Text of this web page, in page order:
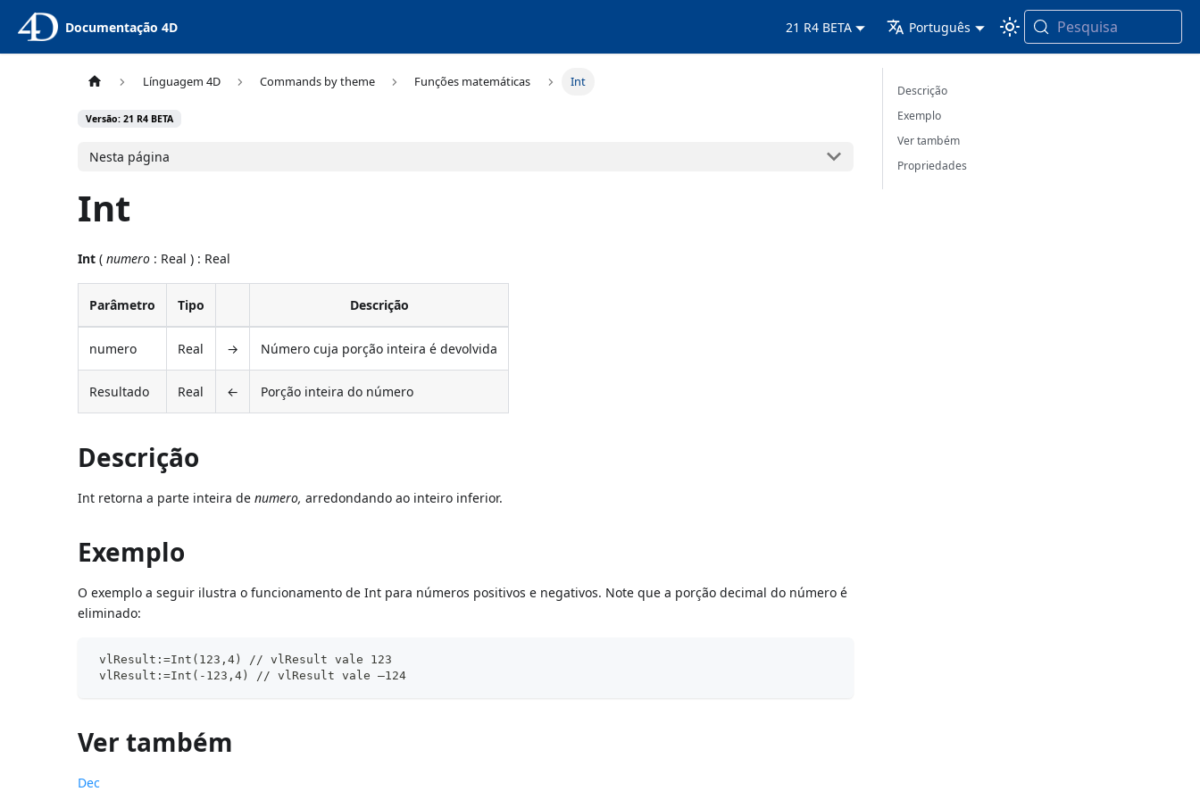
Documentação 4D 21 R4 BETA Português Pesquisa
Línguagem 4D Commands by theme Funções matemáticas Int
Versão: 21 R4 BETA
Nesta página
Int
Int (numero : Real ) : Real
Parâmetro Tipo Descrição
numero Real → Número cuja porção inteira é devolvida
Resultado Real ← Porção inteira do número
Descrição
Int retorna a parte inteira denumero, arredondando ao inteiro inferior.
Exemplo
O exemplo a seguir ilustra o funcionamento de Int para números positivos e negativos. Note que a porção decimal do número é
eliminado:
vlResult:=Int(123,4) // vlResult vale 123
vlResult:=Int(-123,4) // vlResult vale –124
Ver também
Dec
Descrição
Exemplo
Ver também
Propriedades